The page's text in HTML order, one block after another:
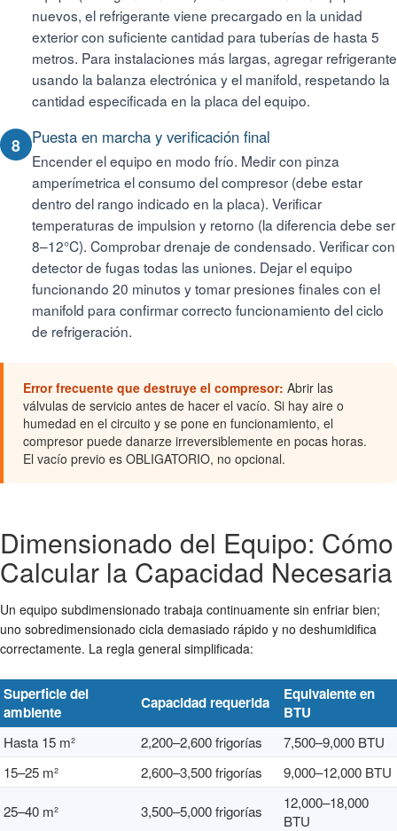
nuevos, el refrigerante viene precargado en la unidad
exterior con suficiente cantidad para tuberías de hasta 5
metros. Para instalaciones más largas, agregar refrigerante
usando la balanza electrónica y el manifold, respetando la
cantidad especificada en la placa del equipo.
8 Puesta en marcha y verificación final
Encender el equipo en modo frío. Medir con pinza
amperímetrica el consumo del compresor (debe estar
dentro del rango indicado en la placa). Verificar
temperaturas de impulsion y retorno (la diferencia debe ser
8–12°C). Comprobar drenaje de condensado. Verificar con
detector de fugas todas las uniones. Dejar el equipo
funcionando 20 minutos y tomar presiones finales con el
manifold para confirmar correcto funcionamiento del ciclo
de refrigeración.
Error frecuente que destruye el compresor: Abrir las
válvulas de servicio antes de hacer el vacío. Si hay aire o
humedad en el circuito y se pone en funcionamiento, el
compresor puede danarze irreversiblemente en pocas horas.
El vacío previo es OBLIGATORIO, no opcional.
Dimensionado del Equipo: Cómo
Calcular la Capacidad Necesaria
Un equipo subdimensionado trabaja continuamente sin enfriar bien;
uno sobredimensionado cicla demasiado rápido y no deshumidifica
correctamente. La regla general simplificada:
Superficie del
ambiente
Capacidad requerida
Equivalente en
BTU
Hasta 15 m² 2,200–2,600 frigorías
7,500–9,000 BTU
15–25 m²
2,600–3,500 frigorías 9,000–12,000 BTU
25–40 m² 3,500–5,000 frigorías
12,000–18,000
BTU